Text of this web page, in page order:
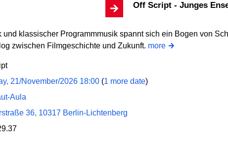
Off Script - Junges
klassischer Programmmusik spannt sich ein Bogen von
zwischen Filmgeschichte und Zukunft. more
21/November/2026 18:00 (1 more date)
Aula
36, 10317 Berlin-Lichtenberg